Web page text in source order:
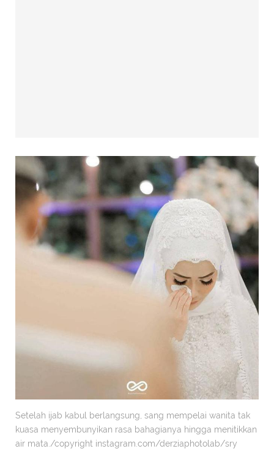
Setelah ijab kabul berlangsung, sang mempelai wanita tak
kuasa menyembunyikan rasa bahagianya hingga menitikkan
air mata./copyright instagram.com/derziaphotolab/sry